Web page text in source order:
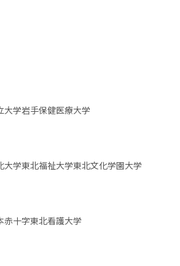
大学岩手保健医療大学
大学東北福祉大学東北文化学園大学
赤十字東北看護大学